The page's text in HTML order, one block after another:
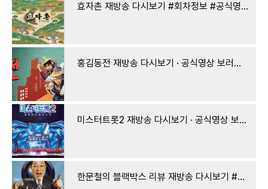
효자촌 재방송 다시보기 #회차정보 #공식영상 #방송시간 #출연진 #시청률 # #1 보러가기 : 티비 >
홍김동전 재방송 다시보기 · 공식영상 보러가기 회차정보 방송시간 시청률 출연진 · 21회 22회 23
미스터트롯2 재방송 다시보기 · 공식영상 보러가기 회차정보 방송시간 시청률 출연진 · 1회 2회
한문철의 블랙박스 리뷰 재방송 다시보기 #회차정보 #공식영상 #방송시간 #출연진 #시청률 # #1 보